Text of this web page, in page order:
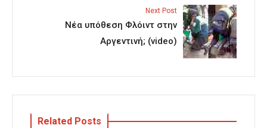
Next Post
Νέα υπόθεση Φλόιντ στην
Αργεντινή; (video)
Related Posts